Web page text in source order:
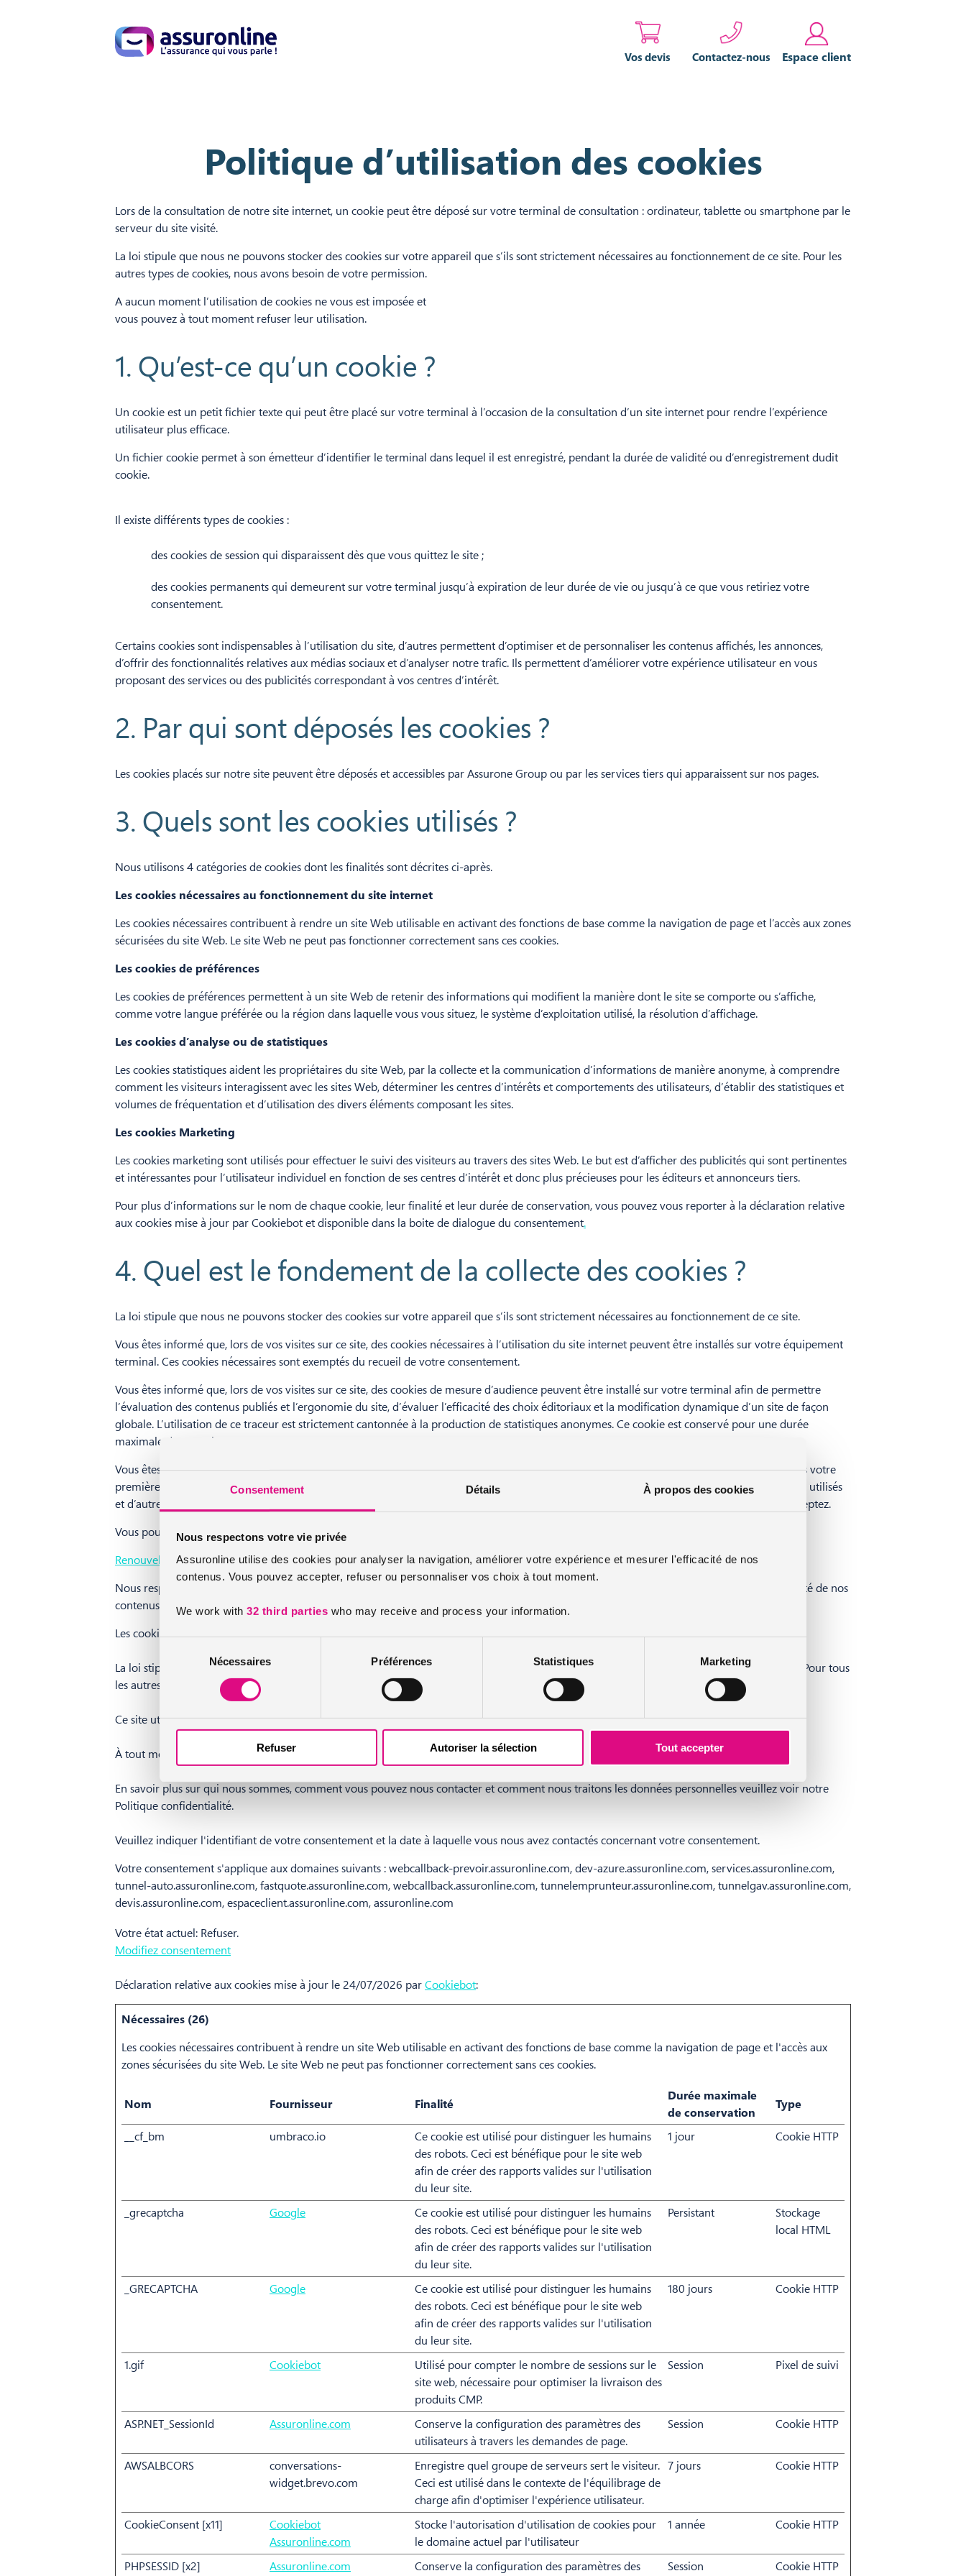
Consentement Détails À propos des cookies
Nous respectons votre vie privée
Assuronline utilise des cookies pour analyser la navigation, améliorer votre expérience et mesurer l'efficacité de nos
contenus. Vous pouvez accepter, refuser ou personnaliser vos choix à tout moment.
We work with 32 third parties who may receive and process your information.
consentement
Nécessaires Préférences Statistiques Marketing
Refuser Autoriser la sélection Tout accepter
Vos devis Contactez-nous Espace client
Politique d’utilisation des cookies
Lors de la consultation de notre site internet, un cookie peut être déposé sur votre terminal de consultation : ordinateur, tablette ou smartphone par le
serveur du site visité.
La loi stipule que nous ne pouvons stocker des cookies sur votre appareil que s’ils sont strictement nécessaires au fonctionnement de ce site. Pour les
autres types de cookies, nous avons besoin de votre permission.
A aucun moment l’utilisation de cookies ne vous est imposée et
vous pouvez à tout moment refuser leur utilisation.
1. Qu’est-ce qu’un cookie ?
Un cookie est un petit fichier texte qui peut être placé sur votre terminal à l’occasion de la consultation d’un site internet pour rendre l’expérience
utilisateur plus efficace.
Un fichier cookie permet à son émetteur d’identifier le terminal dans lequel il est enregistré, pendant la durée de validité ou d’enregistrement dudit
cookie.
Il existe différents types de cookies :
des cookies de session qui disparaissent dès que vous quittez le site ;
des cookies permanents qui demeurent sur votre terminal jusqu’à expiration de leur durée de vie ou jusqu’à ce que vous retiriez votre
consentement.
Certains cookies sont indispensables à l’utilisation du site, d’autres permettent d’optimiser et de personnaliser les contenus affichés, les annonces,
d’offrir des fonctionnalités relatives aux médias sociaux et d’analyser notre trafic. Ils permettent d’améliorer votre expérience utilisateur en vous
proposant des services ou des publicités correspondant à vos centres d’intérêt.
2. Par qui sont déposés les cookies ?
Les cookies placés sur notre site peuvent être déposés et accessibles par Assurone Group ou par les services tiers qui apparaissent sur nos pages.
3. Quels sont les cookies utilisés ?
Nous utilisons 4 catégories de cookies dont les finalités sont décrites ci-après.
Les cookies nécessaires au fonctionnement du site internet
Les cookies nécessaires contribuent à rendre un site Web utilisable en activant des fonctions de base comme la navigation de page et l’accès aux zones
sécurisées du site Web. Le site Web ne peut pas fonctionner correctement sans ces cookies.
Les cookies de préférences
Les cookies de préférences permettent à un site Web de retenir des informations qui modifient la manière dont le site se comporte ou s’affiche,
comme votre langue préférée ou la région dans laquelle vous vous situez, le système d’exploitation utilisé, la résolution d’affichage.
Les cookies d’analyse ou de statistiques
Les cookies statistiques aident les propriétaires du site Web, par la collecte et la communication d’informations de manière anonyme, à comprendre
comment les visiteurs interagissent avec les sites Web, déterminer les centres d’intérêts et comportements des utilisateurs, d’établir des statistiques et
volumes de fréquentation et d’utilisation des divers éléments composant les sites.
Les cookies Marketing
Les cookies marketing sont utilisés pour effectuer le suivi des visiteurs au travers des sites Web. Le but est d’afficher des publicités qui sont pertinentes
et intéressantes pour l’utilisateur individuel en fonction de ses centres d’intérêt et donc plus précieuses pour les éditeurs et annonceurs tiers.
Pour plus d’informations sur le nom de chaque cookie, leur finalité et leur durée de conservation, vous pouvez vous reporter à la déclaration relative
aux cookies mise à jour parCookiebotet disponible dans la boite de dialogue du consentement.
4. Quel est le fondement de la collecte des cookies ?
La loi stipule que nous ne pouvons stocker des cookies sur votre appareil que s’ils sont strictement nécessaires au fonctionnement de ce site.
Vous êtes informé que, lors de vos visites sur ce site, des cookies nécessaires à l’utilisation du site internet peuvent être installés sur votre équipement
terminal. Ces cookies nécessaires sont exemptés du recueil de votre consentement.
Vous êtes informé que, lors de vos visites sur ce site, des cookies de mesure d’audience peuvent être installé sur votre terminal afin de permettre
l’évaluation des contenus publiés et l’ergonomie du site, d’évaluer l’efficacité des choix éditoriaux et la modification dynamique d’un site de façon
globale. L’utilisation de ce traceur est strictement cantonnée à la production de statistiques anonymes. Ce cookie est conservé pour une durée
maximale de 13 mois.
Vous êtes informé que, les autres types de cookies existants, sont subordonnés à votre consentement. Nous obtenons votre consentement dès votre
première connexion sur le site par le biais de la boite de dialogue CookieBot qui inclut d’une part, les finalités pour lesquelles les cookies sont utilisés
et d’autre part la possibilité de les accepter ou non, en cochant les cases prévues à cet effet. Ces cookies ne seront déposés que si vous les acceptez.
Vous pouvez à tout moment retirer votre consentement aux cookies et modifier vos préférences sur les cookies.
Renouveler ou modifier votre consentement aux cookies
Nous respectons votre vie privée. Assuronline utilise des cookies pour analyser la navigation, améliorer votre expérience et mesurer l'efficacité de nos
contenus. Vous pouvez accepter, refuser ou personnaliser vos choix à tout moment.
Les cookies sont des petits fichiers textes qui peuvent être utilisés par les sites Web pour rendre l'expérience utilisateur plus efficace.
La loi stipule que nous ne pouvons stocker des cookies sur votre appareil que s’ils sont strictement nécessaires au fonctionnement de ce site. Pour tous
les autres types de cookies, nous avons besoin de votre permission.
Ce site utilise différents types de cookies. Certains cookies sont placés par les services tiers qui apparaissent sur nos pages.
À tout moment, vous pouvez modifier ou retirer votre consentement dès la Déclaration relative aux cookies sur notre site Web.
En savoir plus sur qui nous sommes, comment vous pouvez nous contacter et comment nous traitons les données personnelles veuillez voir notre
Politique confidentialité.
Veuillez indiquer l'identifiant de votre consentement et la date à laquelle vous nous avez contactés concernant votre consentement.
Votre consentement s'applique aux domaines suivants : webcallback-prevoir.assuronline.com, dev-azure.assuronline.com, services.assuronline.com,
tunnel-auto.assuronline.com, fastquote.assuronline.com, webcallback.assuronline.com, tunnelemprunteur.assuronline.com, tunnelgav.assuronline.com,
devis.assuronline.com, espaceclient.assuronline.com, assuronline.com
Votre état ​​actuel: Refuser.
Modifiez consentement
Déclaration relative aux cookies mise à jour le 24/07/2026 parCookiebot:
Nécessaires (26)
Les cookies nécessaires contribuent à rendre un site Web utilisable en activant des fonctions de base comme la navigation de page et l'accès aux
zones sécurisées du site Web. Le site Web ne peut pas fonctionner correctement sans ces cookies.
Nom Fournisseur Finalité
Durée maximale
de conservation
Type
__cf_bm umbraco.io
Ce cookie est utilisé pour distinguer les humains
des robots. Ceci est bénéfique pour le site web
afin de créer des rapports valides sur l'utilisation
du leur site.
1 jour Cookie HTTP
_grecaptcha Google
Ce cookie est utilisé pour distinguer les humains
des robots. Ceci est bénéfique pour le site web
afin de créer des rapports valides sur l'utilisation
du leur site.
Persistant
Stockage
local HTML
_GRECAPTCHA Google
Ce cookie est utilisé pour distinguer les humains
des robots. Ceci est bénéfique pour le site web
afin de créer des rapports valides sur l'utilisation
du leur site.
180 jours Cookie HTTP
1.gif Cookiebot
Utilisé pour compter le nombre de sessions sur le
site web, nécessaire pour optimiser la livraison des
produits CMP.
Session Pixel de suivi
ASP.NET_SessionId Assuronline.com
Conserve la configuration des paramètres des
utilisateurs à travers les demandes de page.
Session Cookie HTTP
AWSALBCORS
conversations-
widget.brevo.com
Enregistre quel groupe de serveurs sert le visiteur.
Ceci est utilisé dans le contexte de l'équilibrage de
charge afin d'optimiser l'expérience utilisateur.
7 jours Cookie HTTP
CookieConsent [x11]
Cookiebot
Assuronline.com
Stocke l'autorisation d'utilisation de cookies pour
le domaine actuel par l'utilisateur
1 année Cookie HTTP
PHPSESSID [x2] Assuronline.com
Conserve la configuration des paramètres des
Session Cookie HTTP